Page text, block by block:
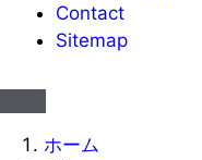
Contact
Sitemap
ホーム